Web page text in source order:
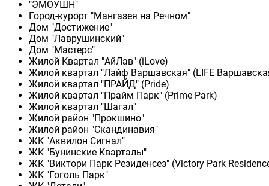
"ЭМОУШН"
Город-курорт "Мангазея на Речном"
Дом "Достижение"
Дом "Лаврушинский"
Дом "Мастерс"
Жилой Квартал "АйЛав" (iLove)
Жилой квартал "Лайф Варшавская" (LIFE
Жилой квартал "ПРАЙД" (Pride)
Жилой квартал "Прайм Парк" (Prime Park)
Жилой квартал "Шагал"
Жилой район "Прокшино"
Жилой район "Скандинавия"
ЖК "Аквилон Сигнал"
ЖК "Бунинские Кварталы"
ЖК "Виктори Парк Резиденсез" (Victory Park
ЖК "Гоголь Парк"